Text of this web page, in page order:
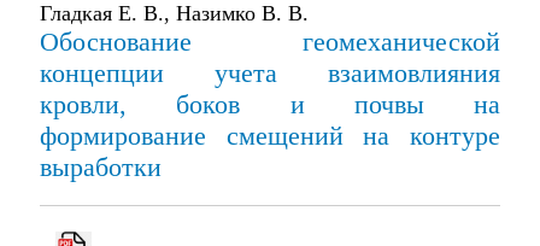
Гладкая Е. В., Назимко В. В.
Обоснование геомеханической
концепции учета взаимовлияния
кровли, боков и почвы на
формирование смещений на контуре
выработки